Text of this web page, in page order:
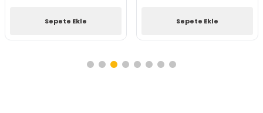
Sepete Ekle Sepete Ekle